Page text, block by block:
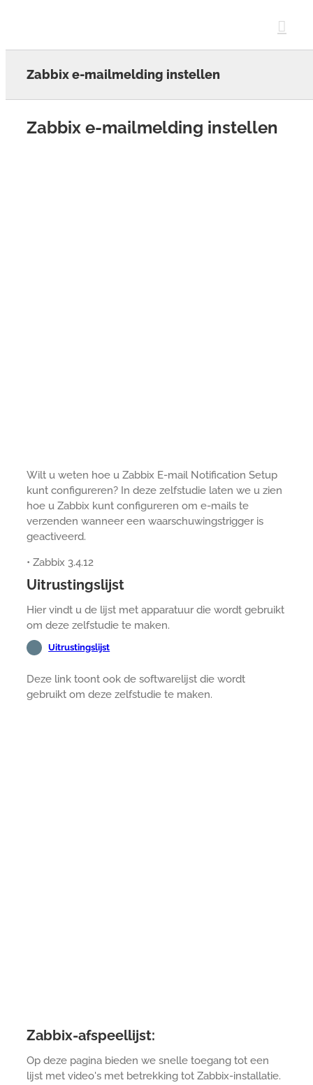
Zabbix e-mailmelding instellen
Zabbix e-mailmelding instellen
Wilt u weten hoe u Zabbix E-mail Notification Setup
kunt configureren? In deze zelfstudie laten we u zien
hoe u Zabbix kunt configureren om e-mails te
verzenden wanneer een waarschuwingstrigger is
geactiveerd.
• Zabbix 3.4.12
Uitrustingslijst
Hier vindt u de lijst met apparatuur die wordt gebruikt
om deze zelfstudie te maken.
Uitrustingslijst
Deze link toont ook de softwarelijst die wordt
gebruikt om deze zelfstudie te maken.
Zabbix-afspeellijst:
Op deze pagina bieden we snelle toegang tot een
lijst met video's met betrekking tot Zabbix-installatie.